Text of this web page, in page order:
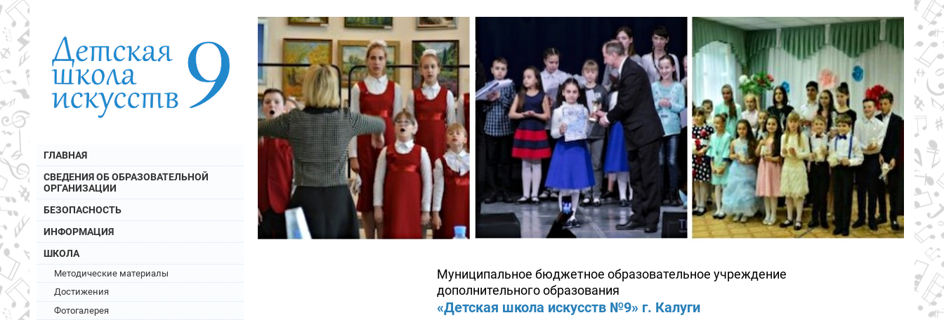
ГЛАВНАЯ
СВЕДЕНИЯ ОБ ОБРАЗОВАТЕЛЬНОЙ
ОРГАНИЗАЦИИ
БЕЗОПАСНОСТЬ
ИНФОРМАЦИЯ
ШКОЛА
Методические материалы
Достижения
Фотогалерея
Муниципальное бюджетное образовательное учреждение
дополнительного образования
«Детская школа искусств №9» г. Калуги